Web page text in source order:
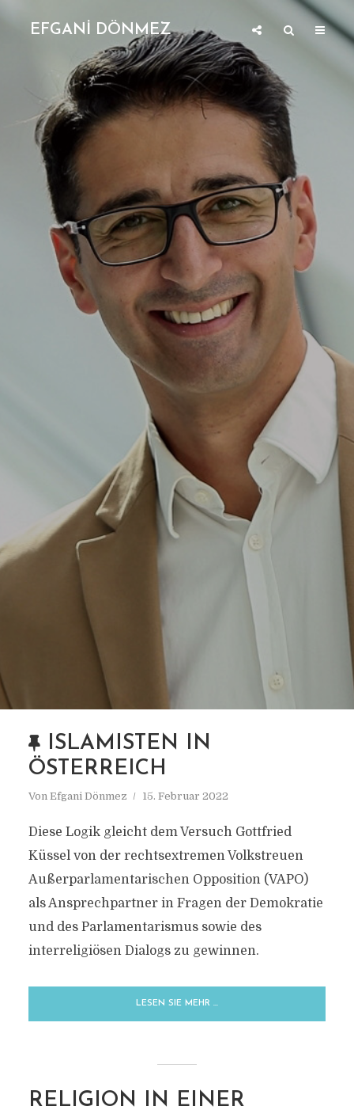
EFGANİ DÖNMEZ
ISLAMISTEN IN
ÖSTERREICH
Von Efgani Dönmez 15. Februar 2022
Diese Logik gleicht dem Versuch Gottfried
Küssel von der rechtsextremen Volkstreuen
Außerparlamentarischen Opposition (VAPO)
als Ansprechpartner in Fragen der Demokratie
und des Parlamentarismus sowie des
interreligiösen Dialogs zu gewinnen.
LESEN SIE MEHR …
RELIGION IN EINER